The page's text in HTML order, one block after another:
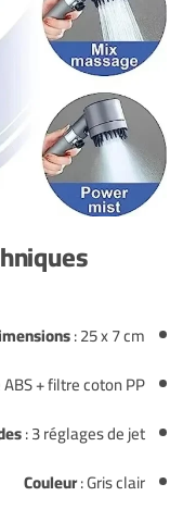
:
: 25 x 7 cm
+ filtre coton PP
: 3 réglages de jet
Couleur: Gris clair